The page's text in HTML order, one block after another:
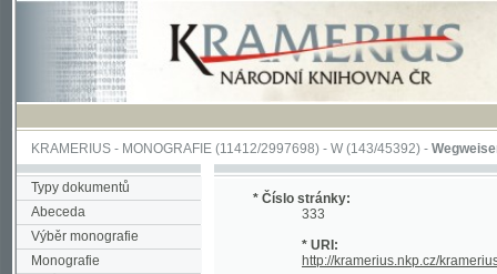
KRAMERIUS-MONOGRAFIE(11412/2997698) -W (143/45392)-Wegweiser durch
Typy dokumentů
Abeceda
Výběr monografie
Monografie
Stránka
* Číslo stránky:
333
* URI:
http://kramerius.nkp.cz/kramerius/